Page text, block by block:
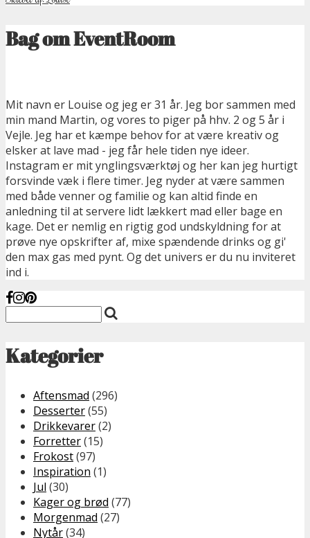
Bag om EventRoom
Mit navn er Louise og jeg er 31 år. Jeg bor sammen med
min mand Martin, og vores to piger på hhv. 2 og 5 år i
Vejle. Jeg har et kæmpe behov for at være kreativ og
elsker at lave mad - jeg får hele tiden nye ideer.
Instagram er mit ynglingsværktøj og her kan jeg hurtigt
forsvinde væk i flere timer. Jeg nyder at være sammen
med både venner og familie og kan altid finde en
anledning til at servere lidt lækkert mad eller bage en
kage. Det er nemlig en rigtig god undskyldning for at
prøve nye opskrifter af, mixe spændende drinks og gi'
den max gas med pynt. Og det univers er du nu inviteret
ind i.
Kategorier
Aftensmad (296)
Desserter(55)
Drikkevarer(2)
Forretter(15)
Frokost(97)
Inspiration (1)
Jul (30)
Kager og brød (77)
Morgenmad (27)
Nytår(34)